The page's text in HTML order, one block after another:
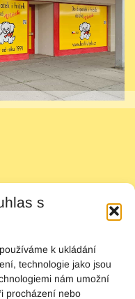
s
k ukládání
technologie jako jsou
nám umožní
procházení nebo
(EU)